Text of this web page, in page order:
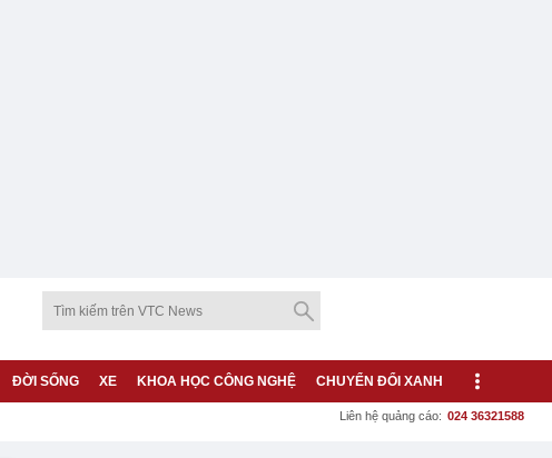
ĐỜI SỐNG XE KHOA HỌC CÔNG NGHỆ CHUYỂN ĐỔI XANH
Liên hệ quảng cáo: 024 36321588